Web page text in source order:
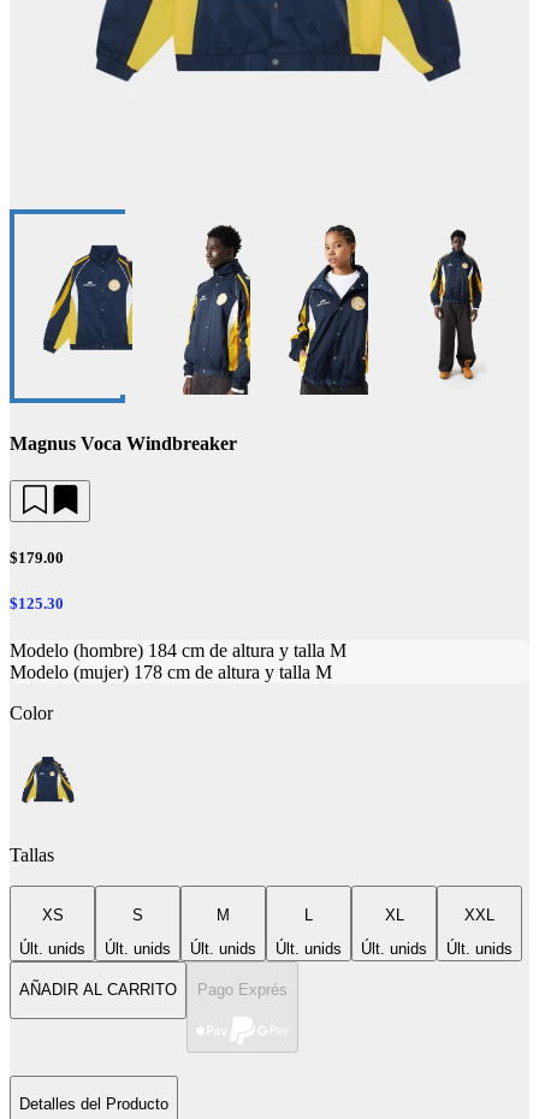
Magnus Voca Windbreaker
$179.00
$125.30
Modelo (hombre) 184 cm de altura y talla M
Modelo (mujer) 178 cm de altura y talla M
Color
Tallas
XS
Últ. unids
S
Últ. unids
M
Últ. unids
L
Últ. unids
XL
Últ. unids
XXL
Últ. unids
AÑADIR AL CARRITO Pago Exprés
Detalles del Producto